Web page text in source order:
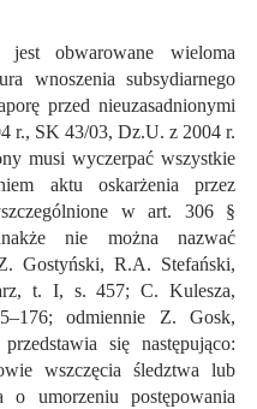
jest obwarowane wieloma
wnoszenia subsydiarnego
przed nieuzasadnionymi
r., SK 43/03, Dz.U. z 2004 r.
musi wyczerpać wszystkie
aktu oskarżenia przez
w art. 306 §
nie można nazwać
Gostyński, R.A. Stefański,
t. I, s. 457; C. Kulesza,
odmiennie Z. Gosk,
się następująco:
wszczęcia śledztwa lub
o umorzeniu postępowania